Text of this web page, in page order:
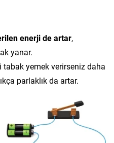
enerji de artar,
yanar.
tabak yemek verirseniz daha
parlaklık da artar.